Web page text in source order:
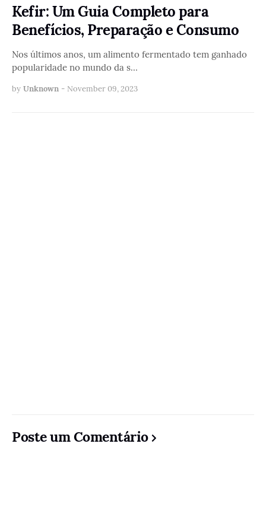
Kefir: Um Guia Completo para
Benefícios, Preparação e Consumo
Nos últimos anos, um alimento fermentado tem ganhado
popularidade no mundo da s…
by Unknown - November 09, 2023
Poste um Comentário